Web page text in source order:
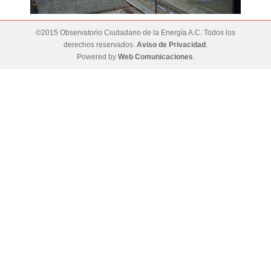
©2015 Observatorio Ciudadano de la Energía A.C. Todos los
derechos reservados. Aviso de Privacidad .
Powered by Web Comunicaciones.